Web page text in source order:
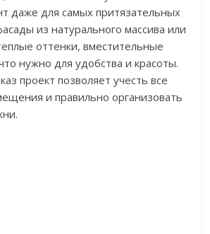
даже для самых притязательных
из натурального массива или
оттенки, вместительные
нужно для удобства и красоты.
проект позволяет учесть все
и правильно организовать